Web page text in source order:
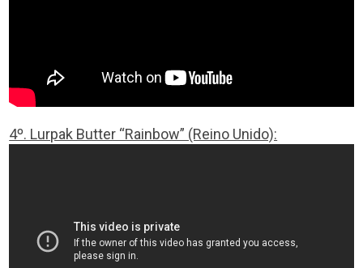
4º. Lurpak Butter “Rainbow” (Reino Unido):